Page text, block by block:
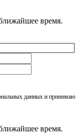
время.
данных и принимаю
время.